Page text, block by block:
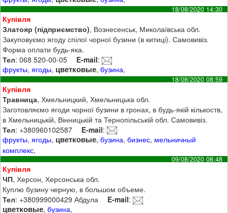
18/08/2020 14:30
Купівля
Златояр (підприємство), Вознесенськ, Миколаївська обл.
Закуповуємо ягоду спілої чорної бузини (в китиці). Самовивіз.
Форма оплати будь-яка.
Тел: 068 520-00-05 E-mail:
фрукты,ягоды, цветковые,бузина,
18/08/2020 08:59
Купівля
Травница, Хмельницкий, Хмельницька обл.
Заготовляємо ягоди чорної бузини в гронах, в будь-якій кількоств,
в Хмельницькій, Вінницькій та Тернопільській обл. Самовивіз.
Тел: +380960102587 E-mail:
фрукты,ягоды, цветковые,бузина,бизнес, мельничный
комплекс,
09/08/2020 08:48
Купівля
ЧП, Херсон, Херсонська обл.
Куплю бузину черную, в большом объеме.
Тел: +380999000429 Абдула E-mail:
цветковые,бузина,